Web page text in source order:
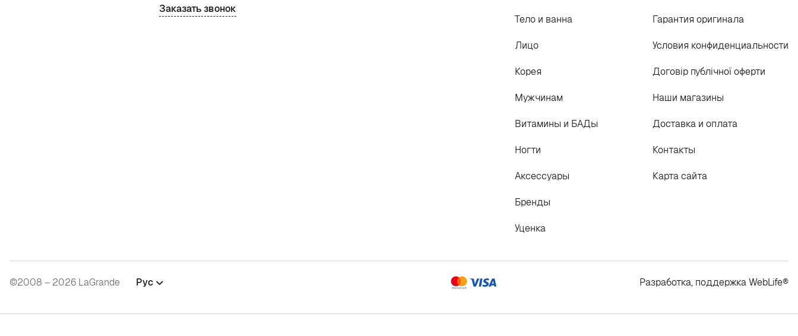
Заказать звонок
Тело и ванна
Лицо
Корея
Мужчинам
Витамины и БАДы
Ногти
Аксессуары
Бренды
Уценка
Гарантия оригинала
Условия конфиденциальности
Договір публічної оферти
Наши магазины
Доставка и оплата
Контакты
Карта сайта
©2008 – 2026 LaGrande Рус Разработка, поддержкаWebLife®